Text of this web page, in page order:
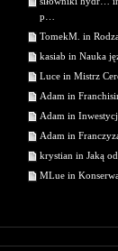
p…
TomekM. in
kasiab in Nauka
Luce in Mistrz
Adam in
Adam in
Adam in
krystian in Jaką
MLue in